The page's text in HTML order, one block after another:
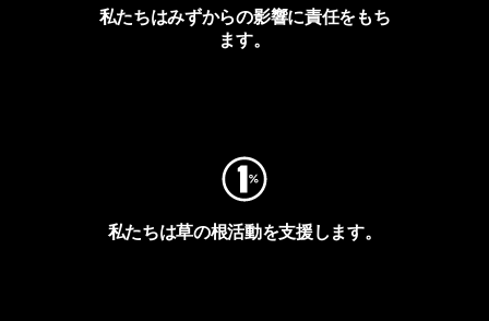
私たちはみずからの影響に責任をもち
ます。
私たちは草の根活動を支援します。